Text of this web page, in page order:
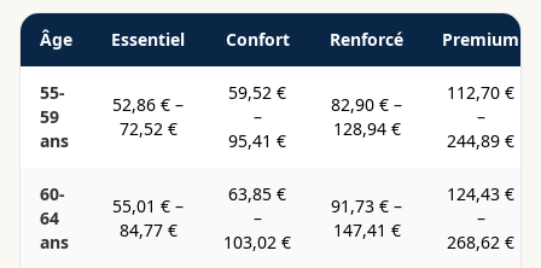
Âge Essentiel Confort Renforcé Premium
55-
59
ans
52,86 € –
72,52 €
59,52 €
–
95,41 €
82,90 € –
128,94 €
112,70 €
–
244,89 €
60-
64
ans
55,01 € –
84,77 €
63,85 €
–
103,02 €
91,73 € –
147,41 €
124,43 €
–
268,62 €